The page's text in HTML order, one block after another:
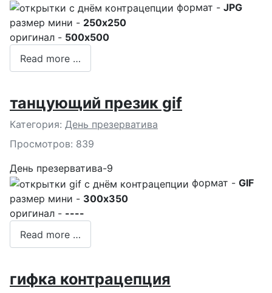
формат - JPG
размер мини - 250x250
оригинал - 500x500
Read more …
танцующий презик gif
Подробности
Категория: День презерватива
Просмотров: 839
День презерватива-9
формат - GIF
размер мини - 300x350
оригинал - ----
Read more …
гифка контрацепция